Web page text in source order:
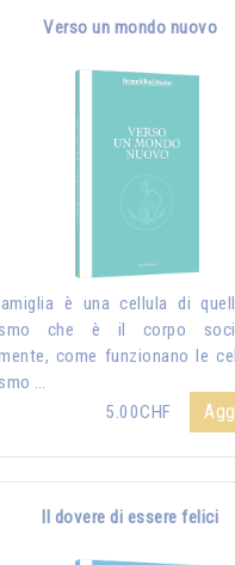
Verso un mondo nuovo
è una cellula di
che è il corpo
come funzionano le
…
5.00CHF
Il dovere di essere felici